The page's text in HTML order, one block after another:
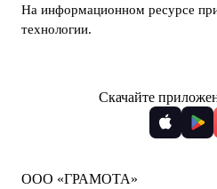
На информационном ресурсе
технологии.
Скачайте
ООО «ГРАМОТА»